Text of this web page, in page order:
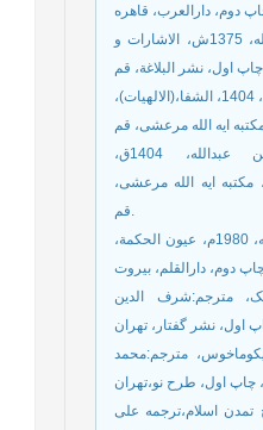
ابن سینا، حسین بن عبدالله، 1375ش، الاشارات و
ابن سینا، حسین بن عبدالله، 1404، الشفا،(الالهیات)،
ابن سینا، حسین بن عبدالله، 1404ق،
مکتبه ایه الله مرعشی،
قم.
ابن سینا، حسین بن عبدالله، 1980م، عيون الحكمة،
مترجم:شرف الدین
نیکوماخوس، مترجم:محمد
1336، تاریخ تمدن اسلام،ترجمه علی